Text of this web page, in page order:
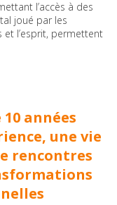
de
l’accès à des
joué par les
l’esprit, permettent
10 années
une vie
rencontres